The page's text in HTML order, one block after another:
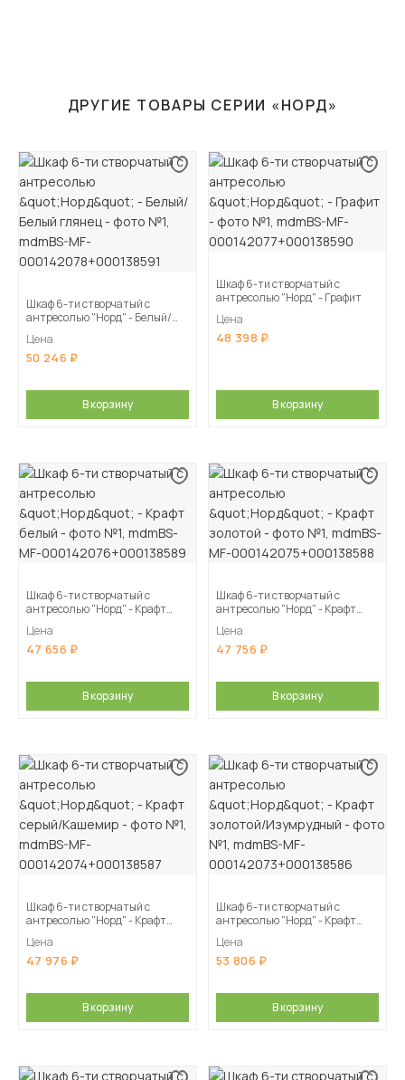
ДРУГИЕ ТОВАРЫ СЕРИИ «НОРД»
Шкаф 6-ти створчатый с
антресолью "Норд" - Белый/
Цена
50 246
В корзину
Шкаф 6-ти створчатый с
антресолью "Норд" - Графит
Цена
48 398
В корзину
Шкаф 6-ти створчатый с
антресолью "Норд" - Крафт
Цена
47 656
В корзину
Шкаф 6-ти створчатый с
антресолью "Норд" - Крафт
Цена
47 756
В корзину
Шкаф 6-ти створчатый с
антресолью "Норд" - Крафт
Цена
47 976
В корзину
Шкаф 6-ти створчатый с
антресолью "Норд" - Крафт
Цена
53 806
В корзину